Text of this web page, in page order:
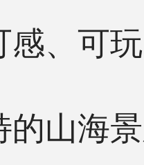
感、可
海景